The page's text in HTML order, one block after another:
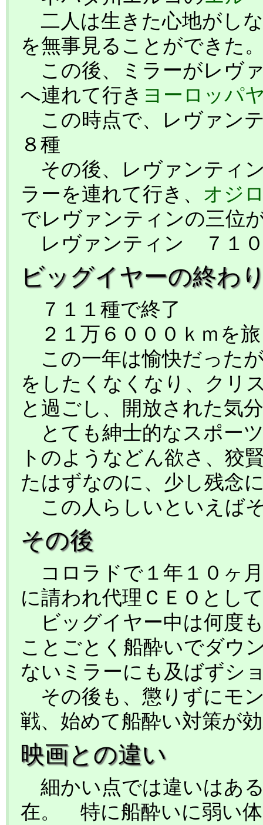
二人は生きた心地がし
を無事見ることができた
この後、ミラーがレヴ
へ連れて行き ヨーロッパ
この時点で、レヴァン
８種
その後、レヴァンティ
ラーを連れて行き、 オジ
でレヴァンティンの三位
レヴァンティン ７１
ビッグイヤーの終わ
７１１種で終了
２１万６０００ｋｍを
この一年は愉快だった
をしたくなくなり、ク
と過ごし、開放された気
とても紳士的なスポー
トのようなどん欲さ、狡
たはずなのに、少し残念
この人らしいといえば
その後
コロラドで１年１０ヶ
に請われ代理ＣＥＯとし
ビッグイヤー中は何度
ことごとく船酔いでダウ
ないミラーにも及ばずシ
その後も、懲りずにモ
戦、始めて船酔い対策が
映画との違い
細かい点では違いはあ
在。 特に船酔いに弱い